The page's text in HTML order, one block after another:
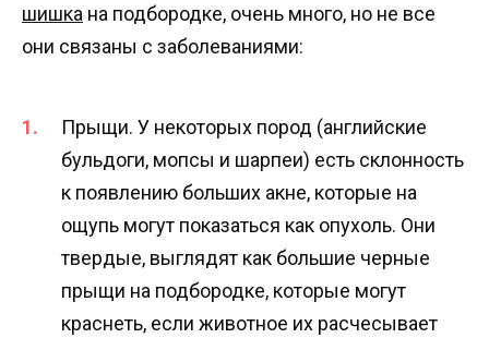
шишка на подбородке, очень много, но не все
они связаны с заболеваниями:
Прыщи. У некоторых пород (английские
бульдоги, мопсы и шарпеи) есть склонность
к появлению больших акне, которые на
ощупь могут показаться как опухоль. Они
твердые, выглядят как большие черные
прыщи на подбородке, которые могут
краснеть, если животное их расчесывает